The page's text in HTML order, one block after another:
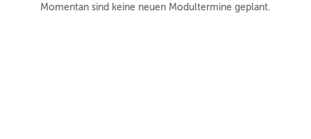
Momentan sind keine neuen Modultermine geplant.